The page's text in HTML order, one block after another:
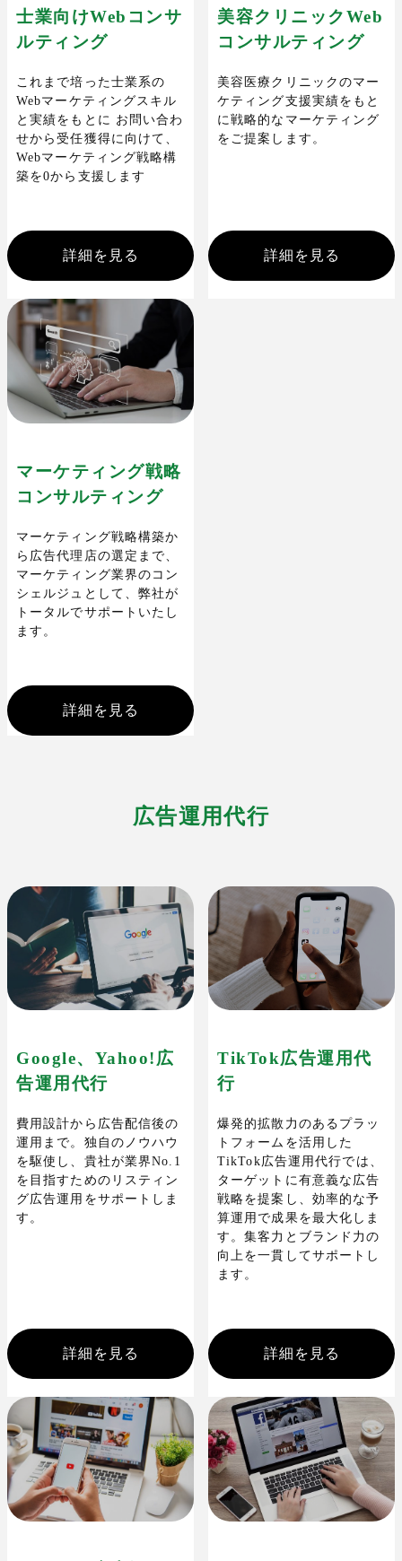
士業向けWebコンサ
ルティング
これまで培った士業系の
Webマーケティングスキル
と実績をもとに お問い合わ
せから受任獲得に向けて、
Webマーケティング戦略構
築を0から支援します
詳細を見る
美容クリニックWeb
コンサルティング
美容医療クリニックのマー
ケティング支援実績をもと
に戦略的なマーケティング
をご提案します。
詳細を見る
マーケティング戦略
コンサルティング
マーケティング戦略構築か
ら広告代理店の選定まで、
マーケティング業界のコン
シェルジュとして、弊社が
トータルでサポートいたし
ます。
詳細を見る
広告運用代行
Google、Yahoo!広
告運用代行
費用設計から広告配信後の
運用まで。独自のノウハウ
を駆使し、貴社が業界No.1
を目指すためのリスティン
グ広告運用をサポートしま
す。
詳細を見る
TikTok広告運用代
行
爆発的拡散力のあるプラッ
トフォームを活用した
TikTok広告運用代行では、
ターゲットに有意義な広告
戦略を提案し、効率的な予
算運用で成果を最大化しま
す。集客力とブランド力の
向上を一貫してサポートし
ます。
詳細を見る